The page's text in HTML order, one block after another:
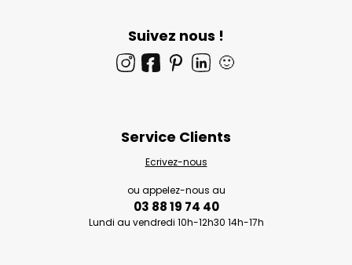
Suivez nous !
🙂
Service Clients
Ecrivez-nous
ou appelez-nous au
03 88 19 74 40
Lundi au vendredi 10h-12h30 14h-17h